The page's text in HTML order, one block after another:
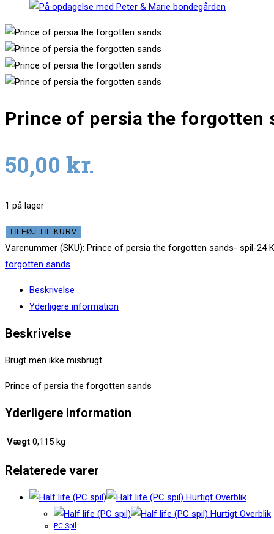
Prince of persia the forgotten
50,00 kr.
1 på lager
Prince
of
persia
forgotten
(PC
antal
TILFØJ TIL KURV
Varenummer (SKU): Prince of persia the forgotten sands- spil-24
forgotten sands
Beskrivelse
Yderligere information
Beskrivelse
Brugt men ikke misbrugt
Prince of persia the forgotten sands
Yderligere information
Vægt 0,115 kg
Relaterede varer
Hurtigt Overblik
Hurtigt Overblik
PC Spil